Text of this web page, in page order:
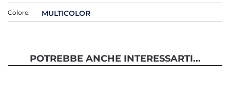
Colore: MULTICOLOR
POTREBBE ANCHE INTERESSARTI...